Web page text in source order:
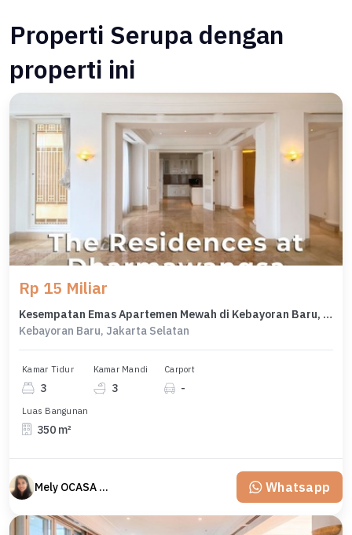
Properti Serupa dengan
properti ini
Rp 15 Miliar
Kesempatan Emas Apartemen Mewah di Kebayoran Baru, Jakarta Selatan, 3 KT
Kebayoran Baru, Jakarta Selatan
Kamar Tidur
3
Kamar Mandi
3
Carport
-
Luas Bangunan
350 m²
Mely OCASA PROPERTY Whatsapp